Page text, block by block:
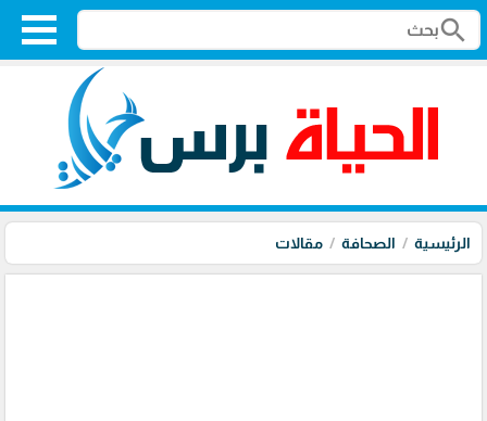
search
الرئيسية الصحافة مقالات